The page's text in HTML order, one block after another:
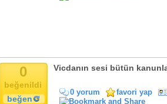
0
beğenildi
beğen
Vicdanın sesi bütün
0 yorum favori yap